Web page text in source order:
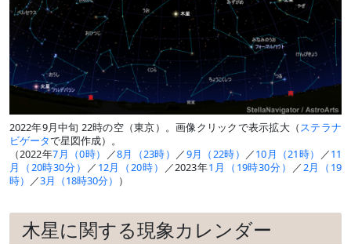
2022年9月中旬 22時の空（東京）。画像クリックで表示拡大（ステラナ
ビゲータで星図作成）。
（2022年7月（0時） ／8月（23時） ／9月（22時） ／10月（21時） ／11
月（20時30分）
／ 12月（20時） ／2023年1月（19時30分） ／2月（19
時） ／3月（18時30分） ）
木星に関する現象カレンダー